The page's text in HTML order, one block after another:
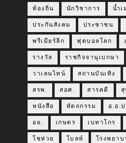
ท้องถิ่น นักวิชาการ น้ำเ
ประกันสังคม ประชาชน
พรีเมียร์ลีก ฟุตบอลโลก
รางวัล ราชกิจจานุเบกษา
วาเลนไทน์ สถานบันเทิง
สรพ. สอศ. สารคดี
หนังสือ หัตถกรรม อ.อ.ป
อย. เกษตร เบทาโกร
โชห่วย โบลท์ โรงพยาบ